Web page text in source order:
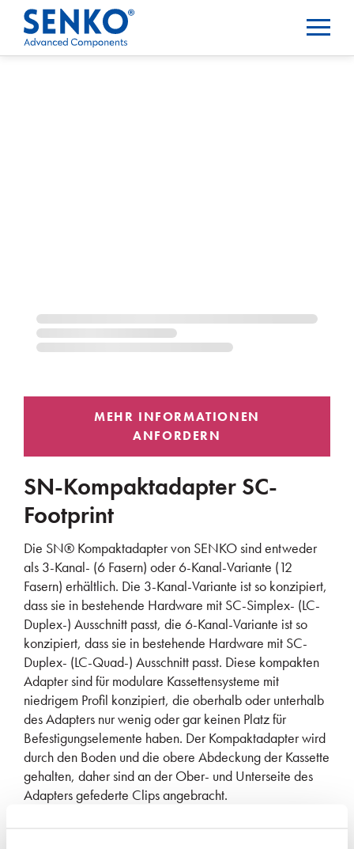
SN-Kompaktadapter SC-
Footprint
Die SN® Kompaktadapter von SENKO sind entweder
als 3-Kanal- (6 Fasern) oder 6-Kanal-Variante (12
Fasern) erhältlich. Die 3-Kanal-Variante ist so konzipiert,
dass sie in bestehende Hardware mit SC-Simplex- (LC-
Duplex-) Ausschnitt passt, die 6-Kanal-Variante ist so
konzipiert, dass sie in bestehende Hardware mit SC-
Duplex- (LC-Quad-) Ausschnitt passt. Diese kompakten
Adapter sind für modulare Kassettensysteme mit
niedrigem Profil konzipiert, die oberhalb oder unterhalb
des Adapters nur wenig oder gar keinen Platz für
Befestigungselemente haben. Der Kompaktadapter wird
durch den Boden und die obere Abdeckung der Kassette
gehalten, daher sind an der Ober- und Unterseite des
Adapters gefederte Clips angebracht.